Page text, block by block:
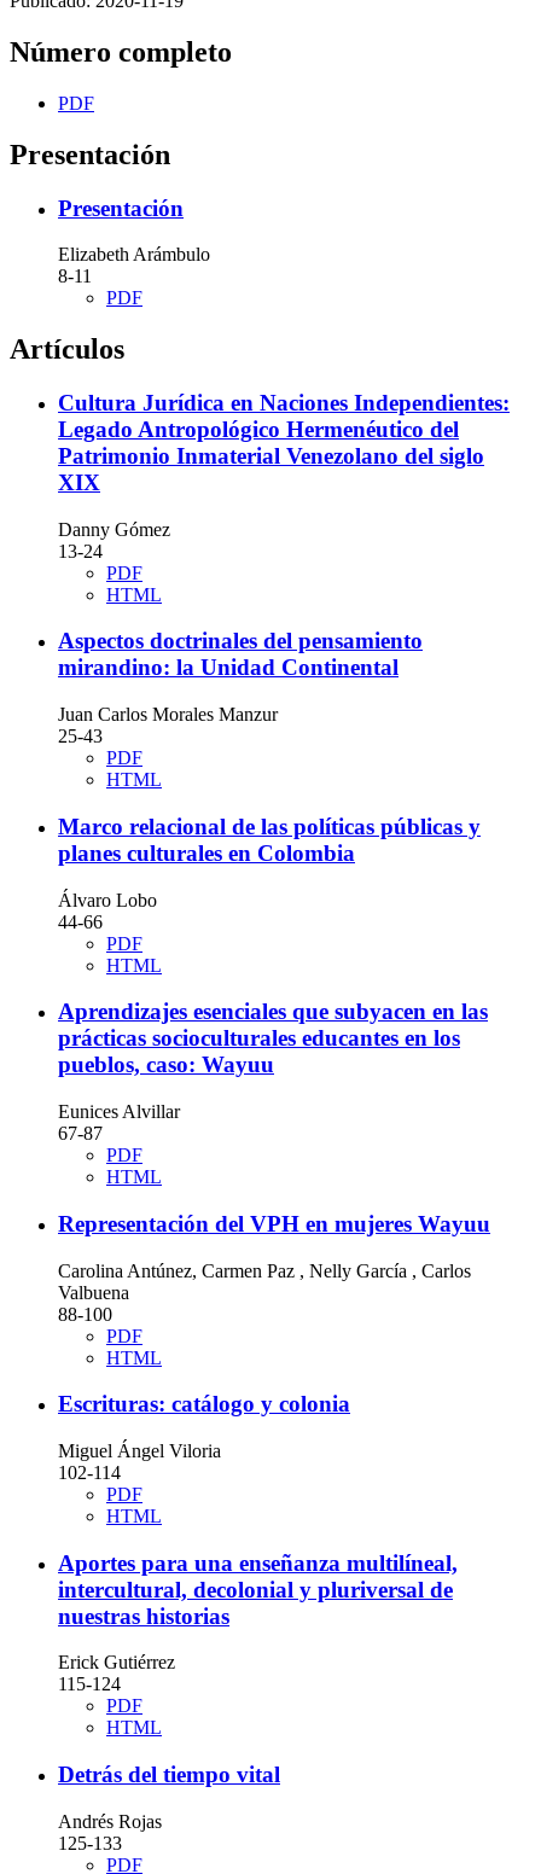
Número completo
PDF
Presentación
Presentación
Elizabeth Arámbulo
8-11
PDF
Artículos
Cultura Jurídica en Naciones Independientes:
Legado Antropológico Hermenéutico del
Patrimonio Inmaterial Venezolano del siglo
XIX
Danny Gómez
13-24
PDF
HTML
Aspectos doctrinales del pensamiento
mirandino: la Unidad Continental
Juan Carlos Morales Manzur
25-43
PDF
HTML
Marco relacional de las políticas públicas y
planes culturales en Colombia
Álvaro Lobo
44-66
PDF
HTML
Aprendizajes esenciales que subyacen en las
prácticas socioculturales educantes en los
pueblos, caso: Wayuu
Eunices Alvillar
67-87
PDF
HTML
Representación del VPH en mujeres Wayuu
Carolina Antúnez, Carmen Paz , Nelly García , Carlos
Valbuena
88-100
PDF
HTML
Escrituras: catálogo y colonia
Miguel Ángel Viloria
102-114
PDF
HTML
Aportes para una enseñanza multilíneal,
intercultural, decolonial y pluriversal de
nuestras historias
Erick Gutiérrez
115-124
PDF
HTML
Detrás del tiempo vital
Andrés Rojas
125-133
PDF